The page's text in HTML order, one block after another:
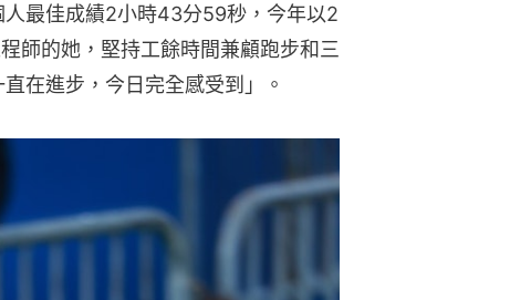
最佳成績2小時43分59秒，今年以2
師的她，堅持工餘時間兼顧跑步和三
在進步，今日完全感受到」。